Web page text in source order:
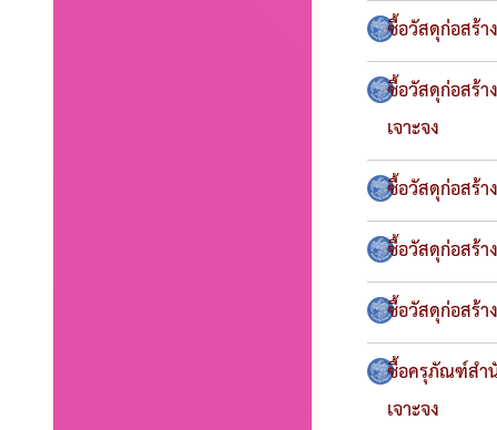
ซื้อวัสดุก่อสร้า
ซื้อวัสดุก่อสร้า
เจาะจง
ซื้อวัสดุก่อสร้า
ซื้อวัสดุก่อสร้า
ซื้อวัสดุก่อสร้า
ซื้อครุภัณฑ์สำ
เจาะจง